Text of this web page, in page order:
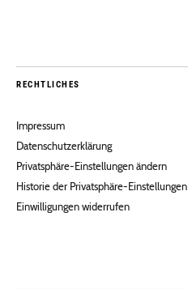
RECHTLICHES
Impressum
Datenschutzerklärung
Privatsphäre-Einstellungen ändern
Historie der Privatsphäre-Einstellungen
Einwilligungen widerrufen